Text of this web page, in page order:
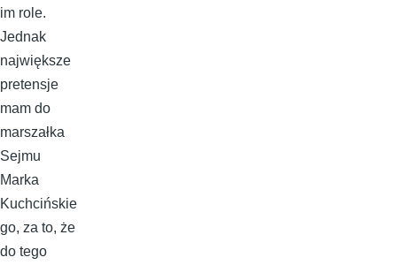
im role.
Jednak
największe
pretensje
mam do
marszałka
Sejmu
Marka
Kuchcińskie
go, za to, że
do tego